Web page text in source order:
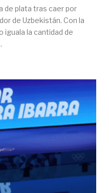
de plata tras caer por
de Uzbekistán. Con la
iguala la cantidad de